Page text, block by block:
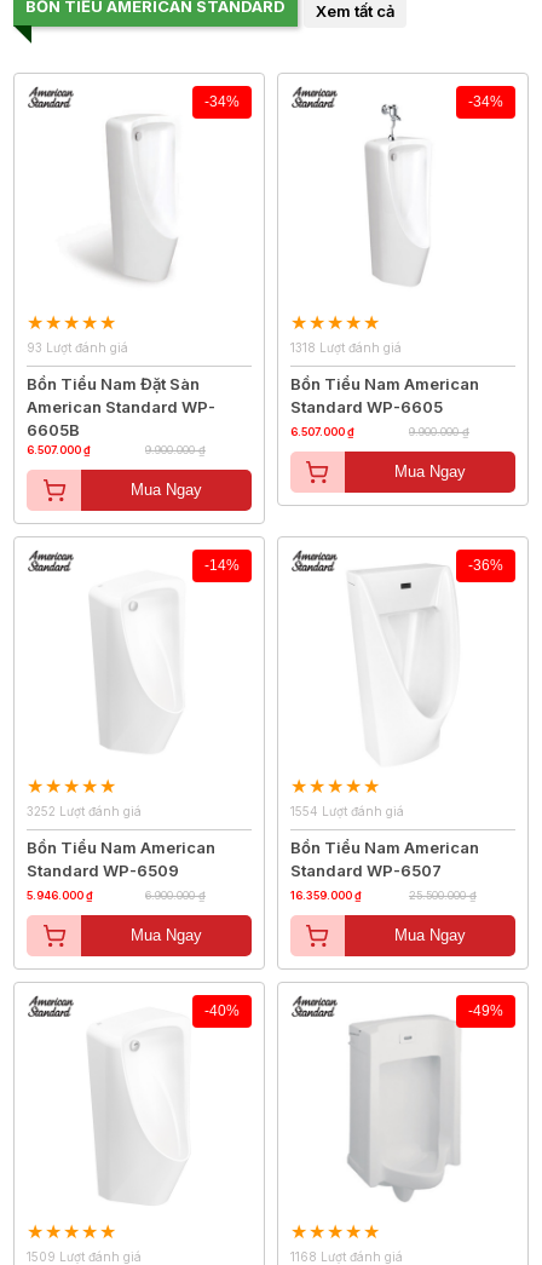
BỒN TIỂU AMERICAN STANDARD Xem tất cả
-34%
93 Lượt đánh giá
Bồn Tiểu Nam Đặt Sàn
American Standard WP-
6605B
6.507.000 ₫ 9.900.000 ₫
Mua Ngay
-34%
1318 Lượt đánh giá
Bồn Tiểu Nam American
Standard WP-6605
6.507.000 ₫ 9.900.000 ₫
Mua Ngay
-14%
3252 Lượt đánh giá
Bồn Tiểu Nam American
Standard WP-6509
5.946.000 ₫ 6.900.000 ₫
Mua Ngay
-36%
1554 Lượt đánh giá
Bồn Tiểu Nam American
Standard WP-6507
16.359.000 ₫ 25.500.000 ₫
Mua Ngay
-40%
1509 Lượt đánh giá
-49%
1168 Lượt đánh giá